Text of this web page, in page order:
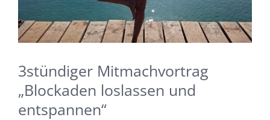
3stündiger Mitmachvortrag
„Blockaden loslassen und
entspannen“